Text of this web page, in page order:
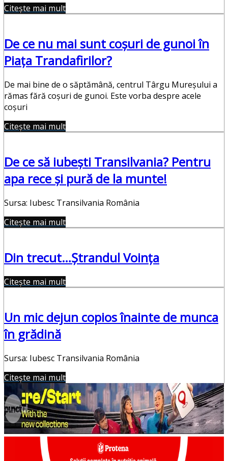
Citește mai mult
De ce nu mai sunt coșuri de gunoi în
Piața Trandafirilor?
De mai bine de o săptămână, centrul Târgu Mureșului a
rămas fără coșuri de gunoi. Este vorba despre acele
coșuri
Citește mai mult
De ce să iubești Transilvania? Pentru
apa rece și pură de la munte!
Sursa: Iubesc Transilvania România
Citește mai mult
Din trecut…Ștrandul Voința
Citește mai mult
Un mic dejun copios înainte de munca
în grădină
Sursa: Iubesc Transilvania România
Citește mai mult